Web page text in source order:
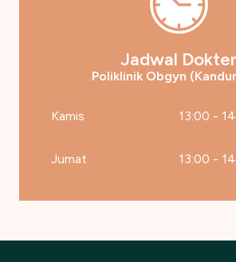
Jadwal Dokter
Poliklinik Obgyn
Kamis 13:00 -
Jumat 13:00 -